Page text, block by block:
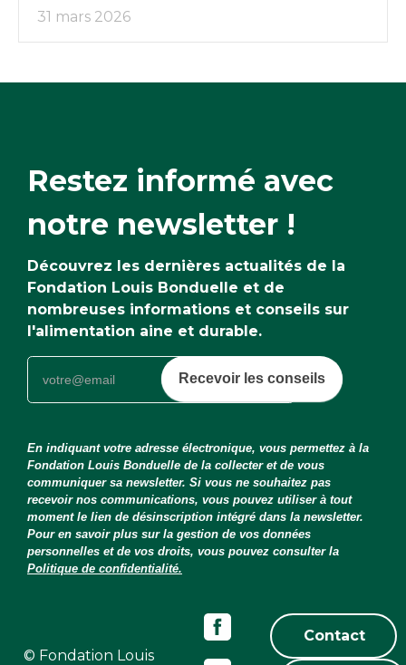
31 mars 2026
Restez informé avec
notre newsletter !
Découvrez les dernières actualités de la
Fondation Louis Bonduelle et de
nombreuses informations et conseils sur
l'alimentation aine et durable.
Recevoir les conseils
En indiquant votre adresse électronique, vous permettez à la
Fondation Louis Bonduelle de la collecter et de vous
communiquer sa newsletter. Si vous ne souhaitez pas
recevoir nos communications, vous pouvez utiliser à tout
moment le lien de désinscription intégré dans la newsletter.
Pour en savoir plus sur la gestion de vos données
personnelles et de vos droits, vous pouvez consulter la
Politique de confidentialité.
© Fondation Louis
Contact